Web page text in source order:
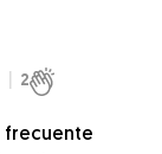
2
frecuente